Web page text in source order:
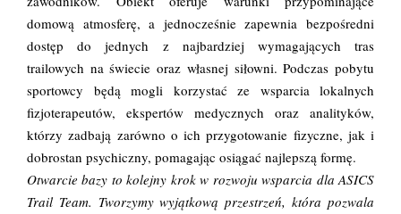
domową atmosferę, a jednocześnie zapewnia bezpośredni
dostęp do jednych z najbardziej wymagających tras
trailowych na świecie oraz własnej siłowni. Podczas pobytu
sportowcy będą mogli korzystać ze wsparcia lokalnych
fizjoterapeutów, ekspertów medycznych oraz analityków,
którzy zadbają zarówno o ich przygotowanie fizyczne, jak i
dobrostan psychiczny, pomagając osiągać najlepszą formę.
Otwarcie bazy to kolejny krok w rozwoju wsparcia dla ASICS
Trail Team. Tworzymy wyjątkową przestrzeń, która pozwala